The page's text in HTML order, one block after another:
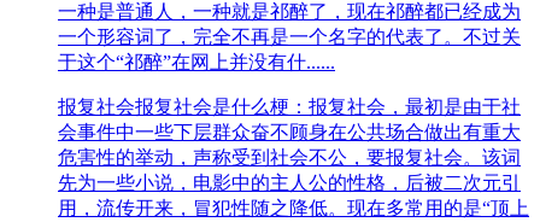
一种是普通人，一种就是祁醉了，现在祁醉都已经成为
一个形容词了，完全不再是一个名字的代表了。不过关
于这个“祁醉”在网上并没有什......
报复社会报复社会是什么梗：报复社会，最初是由于社
会事件中一些下层群众奋不顾身在公共场合做出有重大
危害性的举动，声称受到社会不公，要报复社会。该词
先为一些小说，电影中的主人公的性格，后被二次元引
用，流传开来，冒犯性随之降低。现在多常用的是“顶上